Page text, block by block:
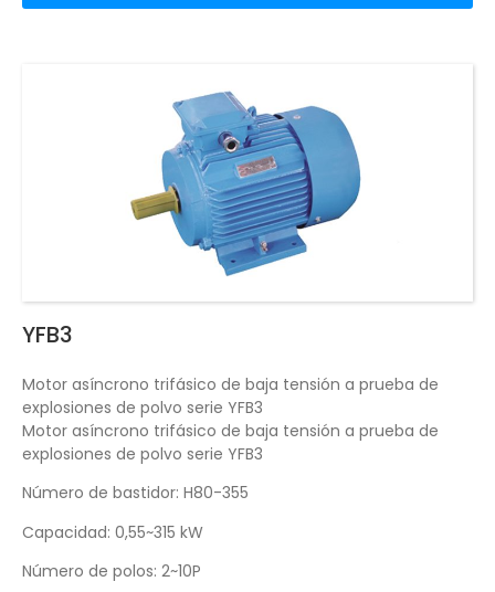
YFB3
Motor asíncrono trifásico de baja tensión a prueba de
explosiones de polvo serie YFB3
Motor asíncrono trifásico de baja tensión a prueba de
explosiones de polvo serie YFB3
Número de bastidor: H80-355
Capacidad: 0,55~315 kW
Número de polos: 2~10P